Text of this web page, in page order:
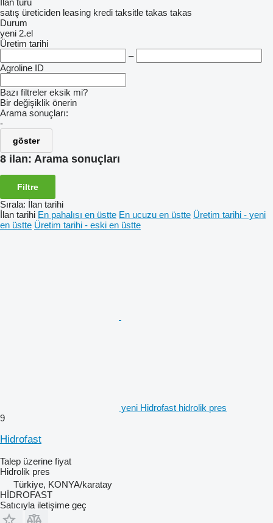
İlan türü
satış üreticiden leasing kredi taksitle takas takas
Durum
yeni 2.el
Üretim tarihi
–
Agroline ID
Bazı filtreler eksik mi?
Bir değişiklik önerin
Arama sonuçları:
-
göster
8 ilan: Arama sonuçları
Filtre
Sırala: İlan tarihi
İlan tarihi En pahalısı en üstte En ucuzu en üstte Üretim tarihi - yeni
en üstte Üretim tarihi - eski en üstte
yeni Hidrofast hidrolik pres
9
Hidrofast
Talep üzerine fiyat
Hidrolik pres
Türkiye, KONYA/karatay
HİDROFAST
Satıcıyla iletişime geç